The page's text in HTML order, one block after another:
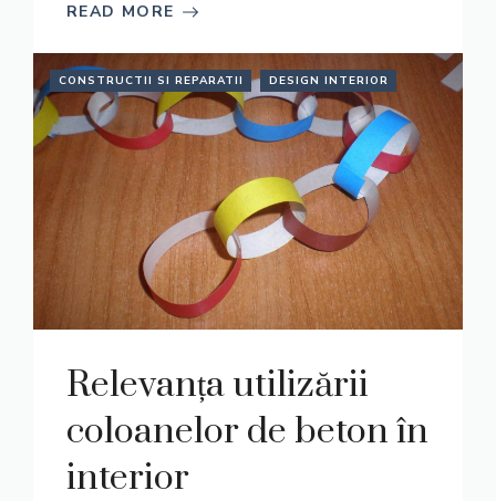
READ MORE
CONSTRUCTII SI REPARATII DESIGN INTERIOR
Relevanța utilizării
coloanelor de beton în
interior